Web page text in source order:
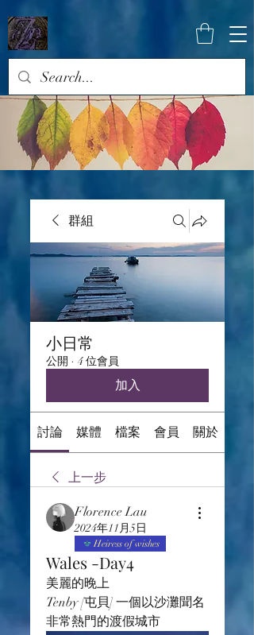
群組
小日常
公開 · 4 位會員
加入
討論 媒體 檔案 會員 關於
上一步
Florence Lau
2024年11月5日
Heiress of wishes
Wales -Day4
美麗的晚上
Tenby [屯貝] 一個以沙灘聞名
非常熱門的渡假城市